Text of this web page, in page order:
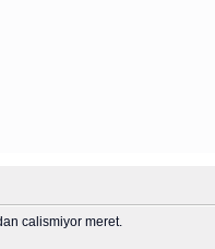
calismiyor meret.